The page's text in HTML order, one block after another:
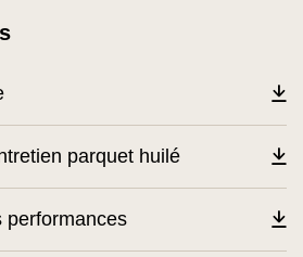
parquet huilé
performances